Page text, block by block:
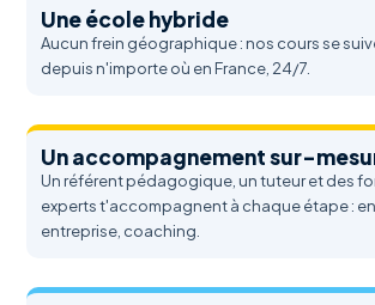
Une école hybride
Aucun frein géographique : nos cours se
depuis n'importe où en France, 24/7.
Un accompagnement sur-
Un référent pédagogique, un tuteur et des
experts t'accompagnent à chaque étape :
entreprise, coaching.